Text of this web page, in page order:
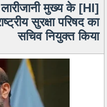
लारीजानी मुख्य के
सुरक्षा परिषद का
सचिव नियुक्त किया